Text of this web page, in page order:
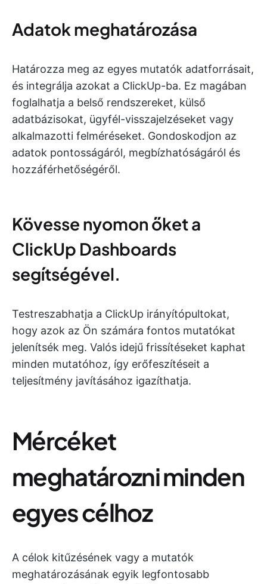
Adatok meghatározása
Határozza meg az egyes mutatók adatforrásait,
és integrálja azokat a ClickUp-ba. Ez magában
foglalhatja a belső rendszereket, külső
adatbázisokat, ügyfél-visszajelzéseket vagy
alkalmazotti felméréseket. Gondoskodjon az
adatok pontosságáról, megbízhatóságáról és
hozzáférhetőségéről.
Kövesse nyomon őket a
ClickUp Dashboards
segítségével.
Testreszabhatja a ClickUp irányítópultokat,
hogy azok az Ön számára fontos mutatókat
jelenítsék meg. Valós idejű frissítéseket kaphat
minden mutatóhoz, így erőfeszítéseit a
teljesítmény javításához igazíthatja.
Mércéket
meghatározni minden
egyes célhoz
A célok kitűzésének vagy a mutatók
meghatározásának egyik legfontosabb